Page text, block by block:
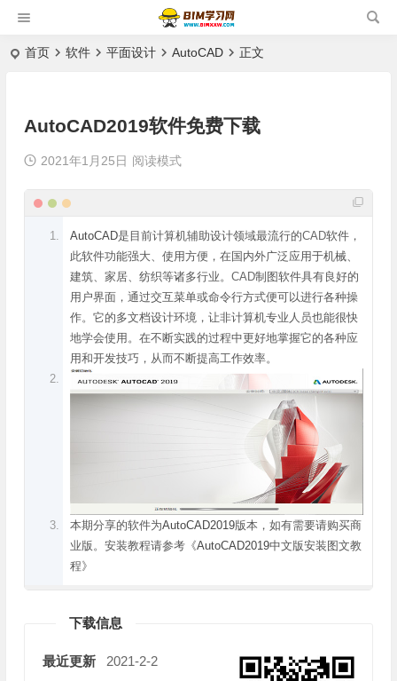
首页 软件 平面设计 AutoCAD 正文
AutoCAD2019软件免费下载
2021年1月25日 阅读模式
AutoCAD是目前计算机辅助设计领域最流行的CAD软件，
此软件功能强大、使用方便，在国内外广泛应用于机械、
建筑、家居、纺织等诸多行业。 CAD制图软件具有良好的
用户界面，通过交互菜单或命令行方式便可以进行各种操
作。它的多文档设计环境，让非计算机专业人员也能很快
地学会使用。在不断实践的过程中更好地掌握它的各种应
用和开发技巧，从而不断提高工作效率。
本期分享的软件为AutoCAD2019版本，如有需要请购买商
业版。安装教程请参考《AutoCAD2019中文版安装图文教
程》
下载信息
最近更新
2021-2-2